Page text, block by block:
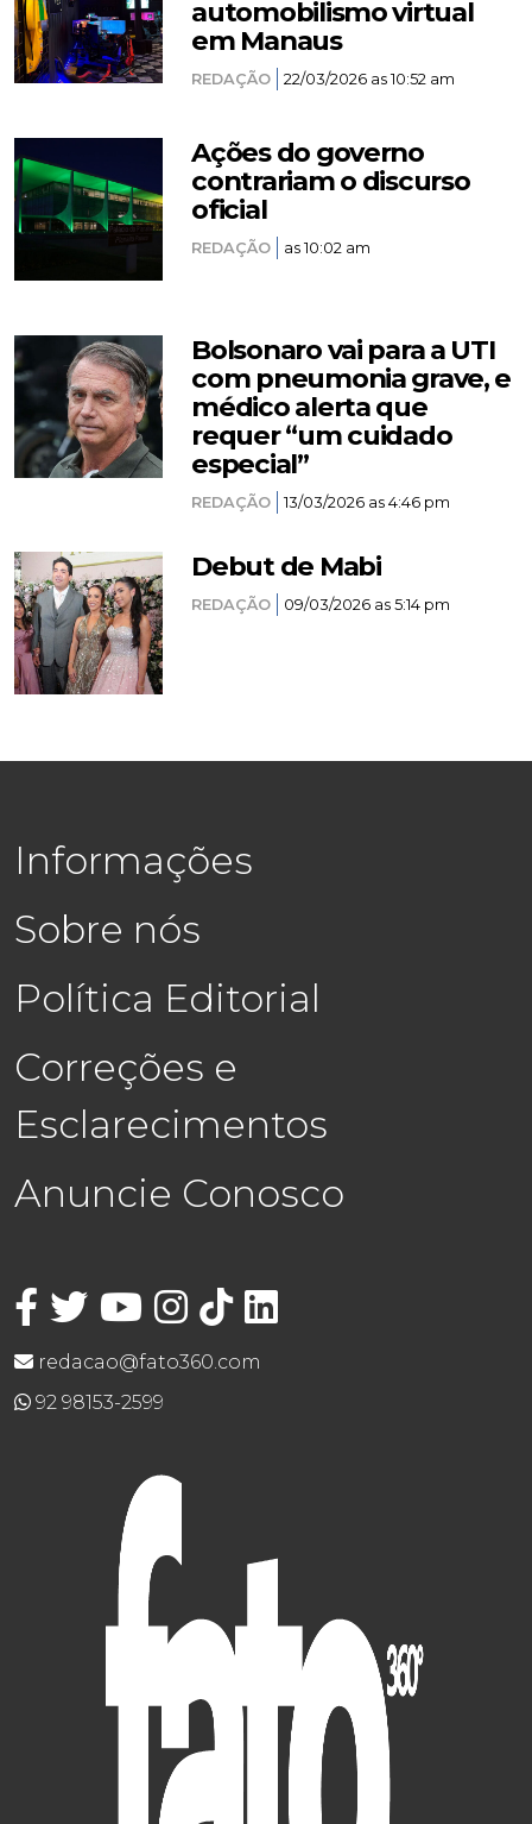
automobilismo virtual
em Manaus
REDAÇÃO 22/03/2026 as 10:52 am
Ações do governo
contrariam o discurso
oficial
REDAÇÃO as 10:02 am
Bolsonaro vai para a UTI
com pneumonia grave, e
médico alerta que
requer “um cuidado
especial”
REDAÇÃO 13/03/2026 as 4:46 pm
Debut de Mabi
REDAÇÃO 09/03/2026 as 5:14 pm
Informações
Sobre nós
Política Editorial
Correções e
Esclarecimentos
Anuncie Conosco
redacao@fato360.com
92 98153-2599